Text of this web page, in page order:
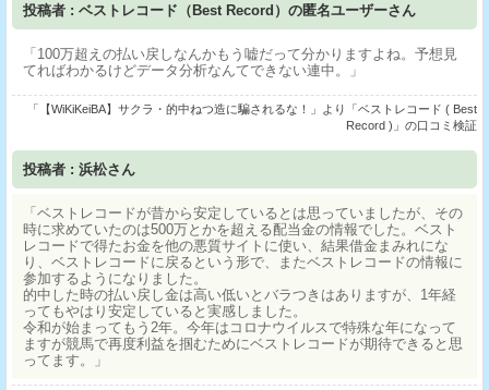
投稿者 : ベストレコード（Best Record）の匿名ユーザーさん
「100万超えの払い戻しなんかもう嘘だって分かりますよね。予想見
てればわかるけどデータ分析なんてできない連中。」
「【WiKiKeiBA】サクラ・的中ねつ造に騙されるな！」より「ベストレコード ( Best
Record )」の口コミ検証
投稿者 : 浜松さん
「ベストレコードが昔から安定しているとは思っていましたが、その
時に求めていたのは500万とかを超える配当金の情報でした。ベスト
レコードで得たお金を他の悪質サイトに使い、結果借金まみれにな
り、ベストレコードに戻るという形で、またベストレコードの情報に
参加するようになりました。
的中した時の払い戻し金は高い低いとバラつきはありますが、1年経
ってもやはり安定していると実感しました。
令和が始まってもう2年。今年はコロナウイルスで特殊な年になって
ますが競馬で再度利益を掴むためにベストレコードが期待できると思
ってます。」